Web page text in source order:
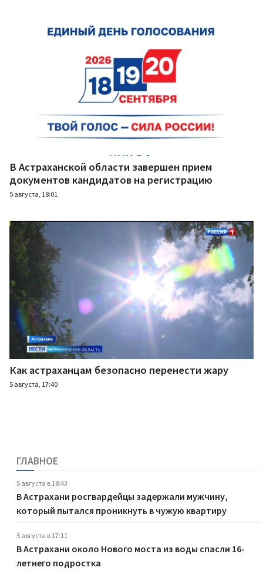
В Астраханской области завершен прием
документов кандидатов на регистрацию
5 августа, 18:01
Как астраханцам безопасно перенести жару
5 августа, 17:40
ГЛАВНОЕ
5 августа в 18:43
В Астрахани росгвардейцы задержали мужчину,
который пытался проникнуть в чужую квартиру
5 августа в 17:11
В Астрахани около Нового моста из воды спасли 16-
летнего подростка